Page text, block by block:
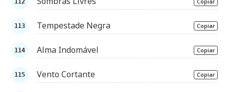
Tempestade Negra Copiar
Alma Indomável Copiar
Vento Cortante Copiar